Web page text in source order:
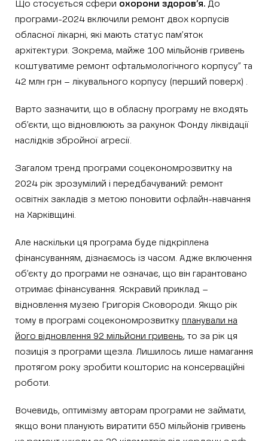
Що стосується сфери охорони здоров’я. До
програми-2024 включили ремонт двох корпусів
обласної лікарні, які мають статус пам’яток
архітектури. Зокрема, майже 100 мільйонів гривень
коштуватиме ремонт офтальмологічного корпусу” та
42 млн грн – лікувального корпусу (перший поверх) .
Варто зазначити, що в обласну програму не входять
об’єкти, що відновлюють за рахунок Фонду ліквідації
наслідків збройної агресії.
Загалом тренд програми соцекономрозвитку на
2024 рік зрозумілий і передбачуваний: ремонт
освітніх закладів з метою поновити офлайн-навчання
на Харківщині.
Але наскільки ця програма буде підкріплена
фінансуванням, дізнаємось із часом. Адже включення
об’єкту до програми не означає, що він гарантовано
отримає фінансування. Яскравий приклад –
відновлення музею Григорія Сковороди. Якщо рік
тому в програмі соцекономрозвитку планували на
його відновлення 92 мільйони гривень, то за рік ця
позиція з програми щезла. Лишилось лише намагання
протягом року зробити кошторис на консерваційні
роботи.
Вочевидь, оптимізму авторам програми не займати,
якщо вони планують виратити 650 мільйонів гривень